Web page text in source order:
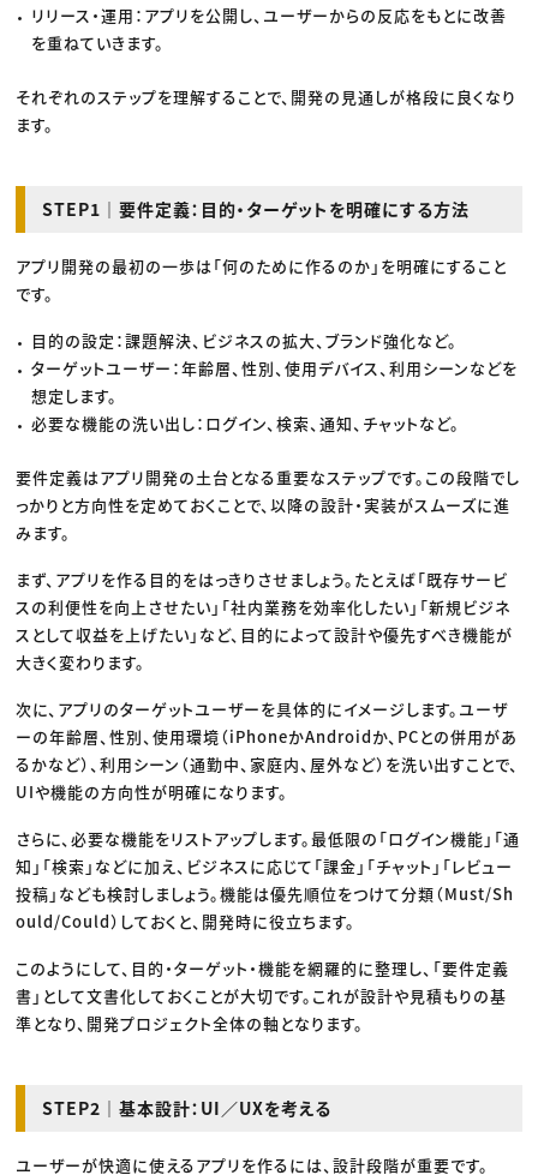
リリース・運用：アプリを公開し、ユーザーからの反応をもとに改善
を重ねていきます。
それぞれのステップを理解することで、開発の見通しが格段に良くなり
ます。
STEP1｜要件定義：目的・ターゲットを明確にする方法
アプリ開発の最初の一歩は「何のために作るのか」を明確にすること
です。
目的の設定：課題解決、ビジネスの拡大、ブランド強化など。
ターゲットユーザー：年齢層、性別、使用デバイス、利用シーンなどを
想定します。
必要な機能の洗い出し：ログイン、検索、通知、チャットなど。
要件定義はアプリ開発の土台となる重要なステップです。この段階でし
っかりと方向性を定めておくことで、以降の設計・実装がスムーズに進
みます。
まず、アプリを作る目的をはっきりさせましょう。たとえば「既存サービ
スの利便性を向上させたい」「社内業務を効率化したい」「新規ビジネ
スとして収益を上げたい」など、目的によって設計や優先すべき機能が
大きく変わります。
次に、アプリのターゲットユーザーを具体的にイメージします。ユーザ
ーの年齢層、性別、使用環境（iPhoneかAndroidか、PCとの併用があ
るかなど）、利用シーン（通勤中、家庭内、屋外など）を洗い出すことで、
UIや機能の方向性が明確になります。
さらに、必要な機能をリストアップします。最低限の「ログイン機能」「通
知」「検索」などに加え、ビジネスに応じて「課金」「チャット」「レビュー
投稿」なども検討しましょう。機能は優先順位をつけて分類（Must/Sh
ould/Could）しておくと、開発時に役立ちます。
このようにして、目的・ターゲット・機能を網羅的に整理し、「要件定義
書」として文書化しておくことが大切です。これが設計や見積もりの基
準となり、開発プロジェクト全体の軸となります。
STEP2｜基本設計：UI／UXを考える
ユーザーが快適に使えるアプリを作るには、設計段階が重要です。